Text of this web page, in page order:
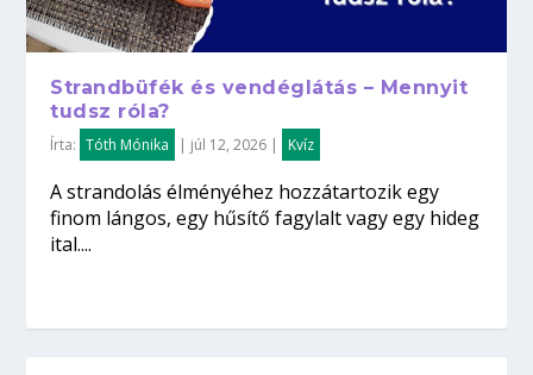
Strandbüfék és vendéglátás – Mennyit
tudsz róla?
Írta: Tóth Mónika | júl 12, 2026 | Kvíz
A strandolás élményéhez hozzátartozik egy
finom lángos, egy hűsítő fagylalt vagy egy hideg
ital....